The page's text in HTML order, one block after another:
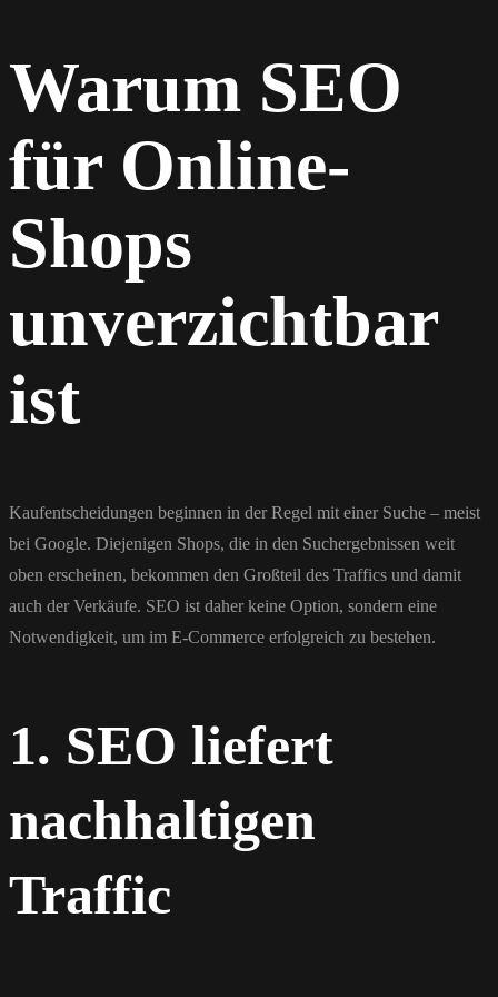
Warum SEO
für Online-
Shops
unverzichtbar
ist
Kaufentscheidungen beginnen in der Regel mit einer Suche – meist
bei Google. Diejenigen Shops, die in den Suchergebnissen weit
oben erscheinen, bekommen den Großteil des Traffics und damit
auch der Verkäufe. SEO ist daher keine Option, sondern eine
Notwendigkeit, um im E-Commerce erfolgreich zu bestehen.
1. SEO liefert
nachhaltigen
Traffic